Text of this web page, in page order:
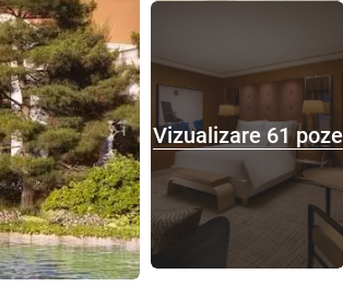
Vizualizare 61 poze